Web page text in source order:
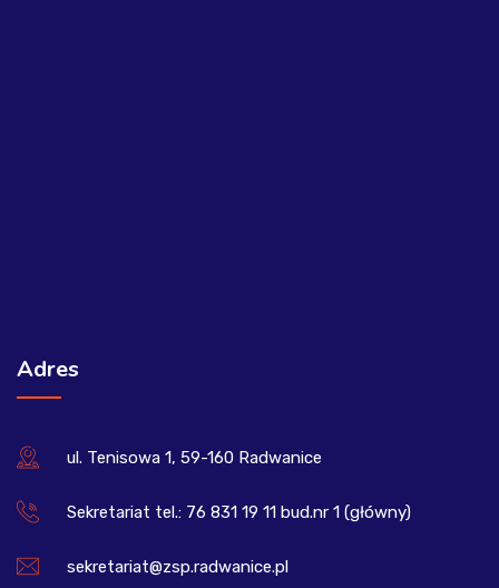
Adres
ul. Tenisowa 1, 59-160 Radwanice
Sekretariat tel.: 76 831 19 11 bud.nr 1 (główny)
sekretariat@zsp.radwanice.pl